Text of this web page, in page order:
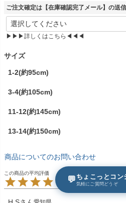
)
ご注文確定は【在庫確認完了メール】の送
▶▶▶詳しくはこちら◀◀◀
サイズ
1-2(約95cm)
3-4(約105cm)
11-12(約145cm)
13-14(約150cm)
商品についてのお問い合わせ
5.00 1
💬 ちょこっとコン
気軽にご質問どうぞ